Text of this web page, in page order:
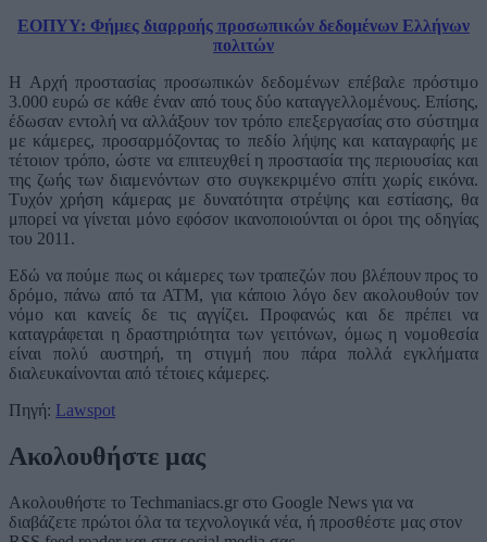
ΕΟΠΥΥ: Φήμες διαρροής προσωπικών δεδομένων Ελλήνων
πολιτών
Η Αρχή προστασίας προσωπικών δεδομένων επέβαλε πρόστιμο
3.000 ευρώ σε κάθε έναν από τους δύο καταγγελλομένους. Επίσης,
έδωσαν εντολή να αλλάξουν τον τρόπο επεξεργασίας στο σύστημα
με κάμερες, προσαρμόζοντας το πεδίο λήψης και καταγραφής με
τέτοιον τρόπο, ώστε να επιτευχθεί η προστασία της περιουσίας και
της ζωής των διαμενόντων στο συγκεκριμένο σπίτι χωρίς εικόνα.
Τυχόν χρήση κάμερας με δυνατότητα στρέψης και εστίασης, θα
μπορεί να γίνεται μόνο εφόσον ικανοποιούνται οι όροι της οδηγίας
του 2011.
Εδώ να πούμε πως οι κάμερες των τραπεζών που βλέπουν προς το
δρόμο, πάνω από τα ATM, για κάποιο λόγο δεν ακολουθούν τον
νόμο και κανείς δε τις αγγίζει. Προφανώς και δε πρέπει να
καταγράφεται η δραστηριότητα των γειτόνων, όμως η νομοθεσία
είναι πολύ αυστηρή, τη στιγμή που πάρα πολλά εγκλήματα
διαλευκαίνονται από τέτοιες κάμερες.
Πηγή: Lawspot
Ακολουθήστε μας
Ακολουθήστε το Techmaniacs.gr στο Google News για να
διαβάζετε πρώτοι όλα τα τεχνολογικά νέα, ή προσθέστε μας στον